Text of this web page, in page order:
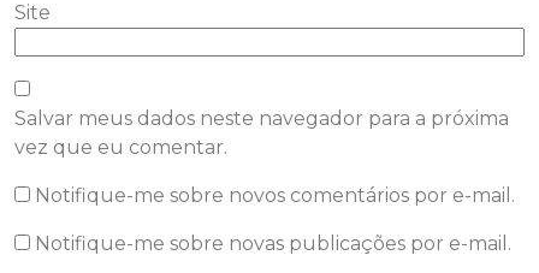
Site
Salvar meus dados neste navegador para a próxima
vez que eu comentar.
Notifique-me sobre novos comentários por e-mail.
Notifique-me sobre novas publicações por e-mail.